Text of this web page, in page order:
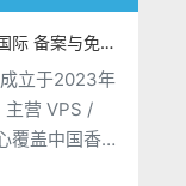
一些免费 CDN 合集，包含国内与国际 备案与免备案
立于2023年
主营 VPS /
覆盖中国香
国堪萨斯与